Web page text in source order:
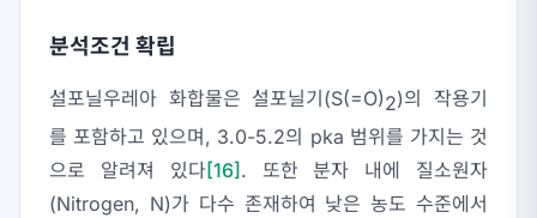
분석조건 확립
설포닐우레아 화합물은 설포닐기(S(=O)2)의 작용기
를 포함하고 있으며, 3.0-5.2의 pka 범위를 가지는 것
으로 알려져 있다[16] . 또한 분자 내에 질소원자
(Nitrogen, N)가 다수 존재하여 낮은 농도 수준에서